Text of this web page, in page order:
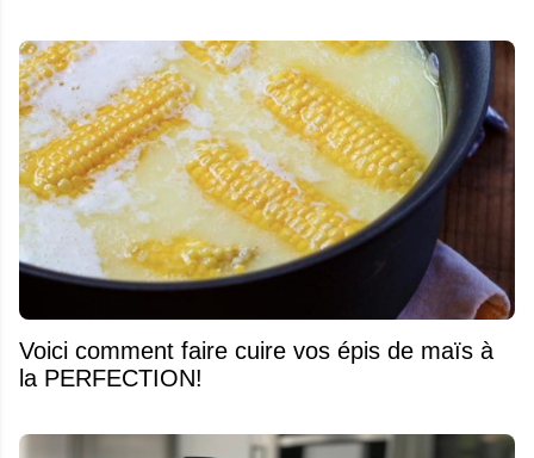
Voici comment faire cuire vos épis de maïs à
la PERFECTION!